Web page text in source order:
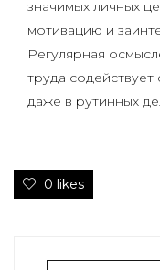
значимых личных
мотивацию и
Регулярная
труда
даже в рутинных
0 likes